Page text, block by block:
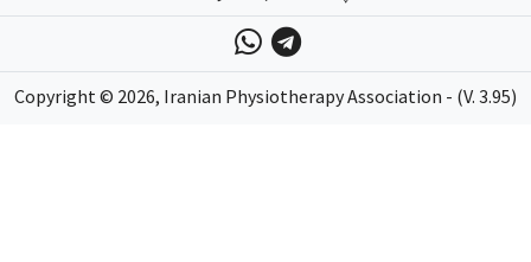
Copyright © 2026, Iranian Physiotherapy Association - (V. 3.95)